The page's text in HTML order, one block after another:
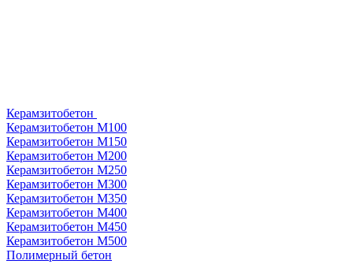
Керамзитобетон
Керамзитобетон М100
Керамзитобетон М150
Керамзитобетон М200
Керамзитобетон М250
Керамзитобетон М300
Керамзитобетон М350
Керамзитобетон М400
Керамзитобетон М450
Керамзитобетон М500
Полимерный бетон